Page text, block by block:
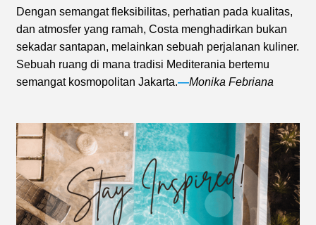
Dengan semangat fleksibilitas, perhatian pada kualitas,
dan atmosfer yang ramah, Costa menghadirkan bukan
sekadar santapan, melainkan sebuah perjalanan kuliner.
Sebuah ruang di mana tradisi Mediterania bertemu
semangat kosmopolitan Jakarta.—Monika Febriana